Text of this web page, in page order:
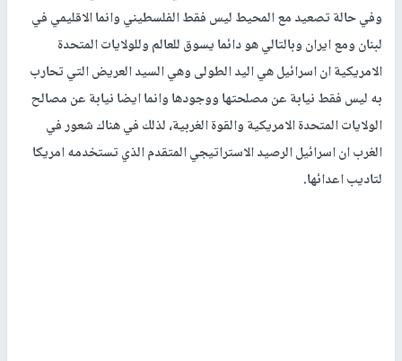
وفي حالة تصعيد مع المحيط ليس فقط الفلسطيني وانما الاقليمي في
لبنان ومع ايران وبالتالي هو دائما يسوق للعالم وللولايات المتحدة
الامريكية ان اسرائيل هي اليد الطولى وهي السيد العريض التي تحارب
به ليس فقط نيابة عن مصلحتها ووجودها وانما ايضا نيابة عن مصالح
الولايات المتحدة الامريكية والقوة الغربية، لذلك في هناك شعور في
الغرب ان اسرائيل الرصيد الاستراتيجي المتقدم الذي تستخدمه امريكا
لتاديب اعدائها.